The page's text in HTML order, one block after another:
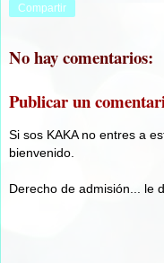
Compartir
No hay comentarios:
Publicar un
Si sos KAKA no entres a
bienvenido.
Derecho de admisión... le